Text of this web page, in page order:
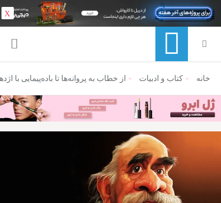
منوی ناوبری خرده نان
خانه کتاب و ادبیات از خطاب به پروانه‌ها تا باده‌پیمایی
X